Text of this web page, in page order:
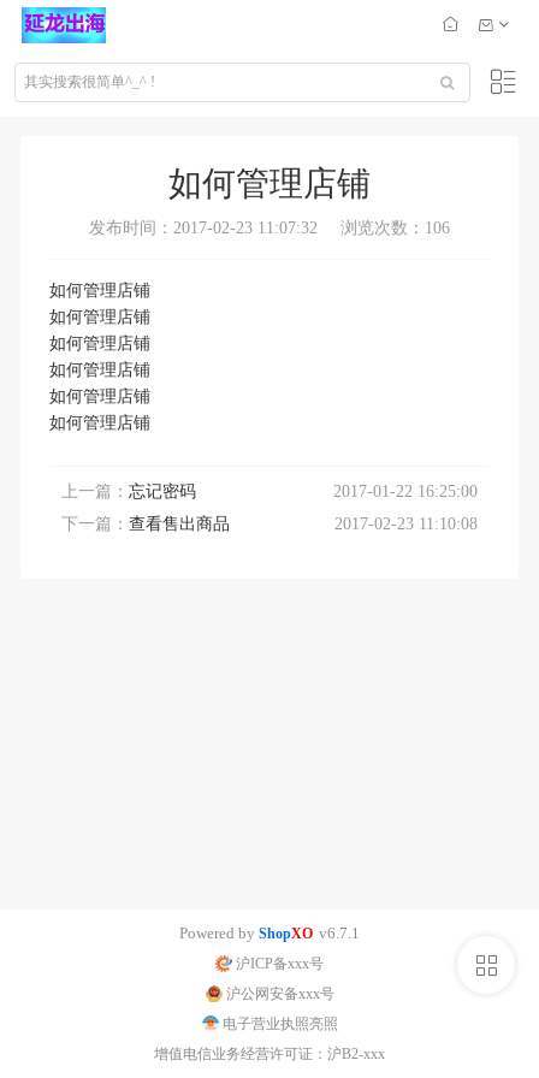
如何管理店铺
发布时间：2017-02-23 11:07:32 浏览次数：106
如何管理店铺
如何管理店铺
如何管理店铺
如何管理店铺
如何管理店铺
如何管理店铺
上一篇： 忘记密码
2017-01-22 16:25:00
下一篇： 查看售出商品 2017-02-23 11:10:08
Powered by ShopXO v6.7.1
沪ICP备xxx号
沪公网安备xxx号
电子营业执照亮照
增值电信业务经营许可证：沪B2-xxx